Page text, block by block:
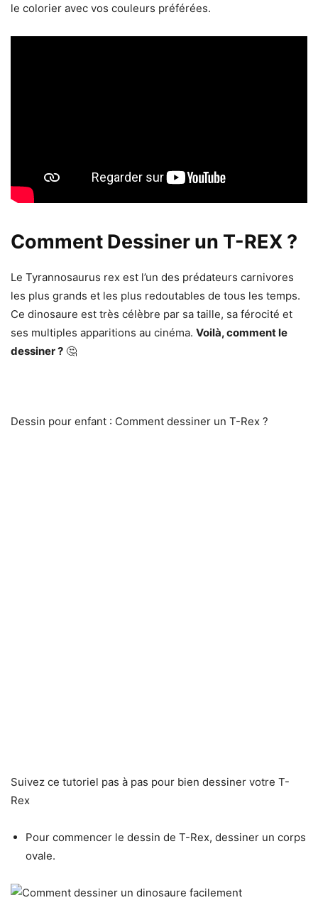
le colorier avec vos couleurs préférées.
Comment Dessiner un T-REX ?
Le Tyrannosaurus rex est l’un des prédateurs carnivores
les plus grands et les plus redoutables de tous les temps.
Ce dinosaure est très célèbre par sa taille, sa férocité et
ses multiples apparitions au cinéma. Voilà, comment le
dessiner ? 🤔
Dessin pour enfant : Comment dessiner un T-Rex ?
Suivez ce tutoriel pas à pas pour bien dessiner votre T-
Rex
Pour commencer le dessin de T-Rex, dessiner un corps
ovale.